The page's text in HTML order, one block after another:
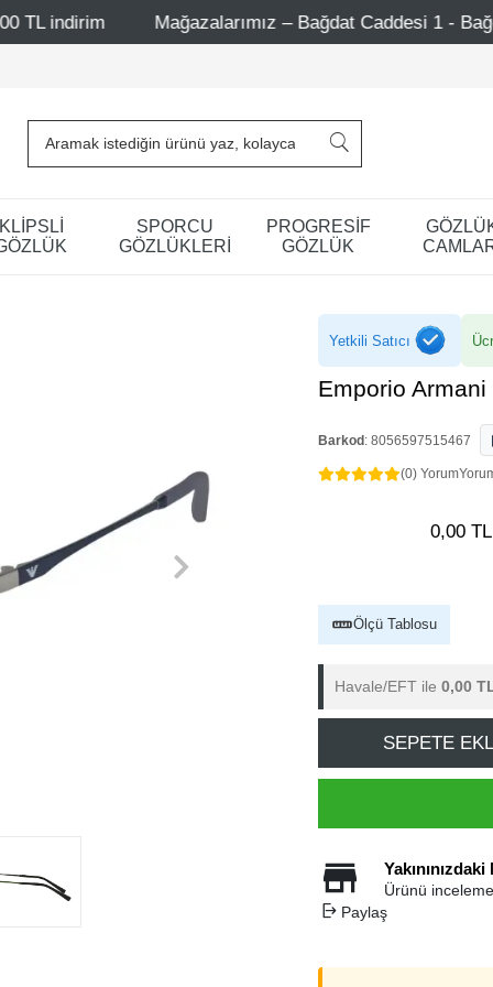
– Bağdat Caddesi 1 - Bağdat Caddesi 2 - Nişantaşı
SPORCU
GÖZLÜKLERİ
PROGRESİF
GÖZLÜK
Yetkili Satıcı
Emporio
Barkod : 8056597515467
(0) Yorum
0,00 TL
Ölçü Tablosu
Havale/EFT ile 0,00
SEPETE
Ürünü
Paylaş